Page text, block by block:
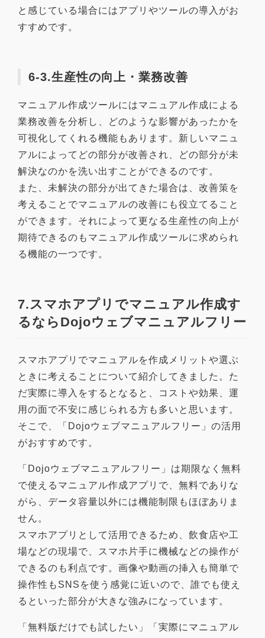
と感じている場合にはアプリやツールの導入がお
すすめです。
6-3.生産性の向上・業務改善
マニュアル作成ツールにはマニュアル作成による
業務改善を分析し、どのような影響があったかを
可視化してくれる機能もあります。新しいマニュ
アルによってどの部分が改善され、どの部分が未
解決なのかを洗い出すことができるのです。
また、未解決の部分が出てきた場合は、改善策を
考えることでマニュアルの改善にも役立てること
ができます。それによって更なる生産性の向上が
期待できるのもマニュアル作成ツールに求められ
る機能の一つです。
7.スマホアプリでマニュアル作成す
るならDojoウェブマニュアルフリー
スマホアプリでマニュアルを作成メリットや選ぶ
ときに考えることについて紹介してきました。た
だ実際に導入をするとなると、コストや効果、運
用の面で不安に感じられる方も多いと思います。
そこで、「Dojoウェブマニュアルフリー」の活用
がおすすめです。
「Dojoウェブマニュアルフリー」は期限なく無料
で使えるマニュアル作成アプリで、無料でありな
がら、データ容量以外には機能制限もほぼありま
せん。
スマホアプリとして活用できるため、飲食店や工
場などの現場で、スマホ片手に機械などの操作が
できるのも利点です。画像や動画の挿入も簡単で
操作性もSNSを使う感覚に近いので、誰でも使え
るといった部分が大きな強みになっています。
「無料版だけでも試したい」「実際にマニュアル